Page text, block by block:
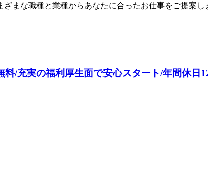
まな職種と業種からあなたに合ったお仕事をご提案し
/充実の福利厚生面で安心スタート/年間休日